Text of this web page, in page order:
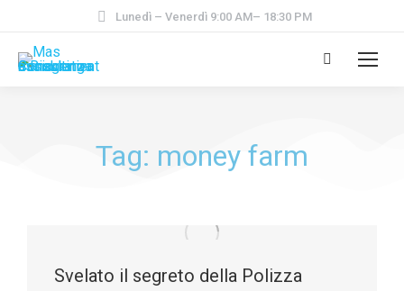
Lunedì – Venerdì 9:00 AM– 18:30 PM
Tag: money farm
Svelato il segreto della Polizza